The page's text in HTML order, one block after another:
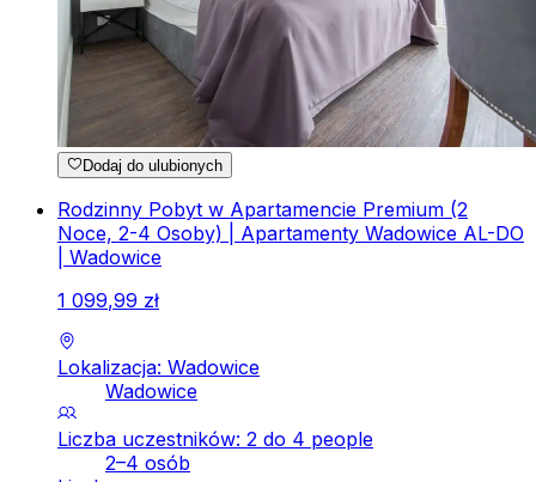
Dodaj do ulubionych
Rodzinny Pobyt w Apartamencie Premium (2
Noce, 2-4 Osoby) | Apartamenty Wadowice AL-DO
| Wadowice
1 099,99 zł
Lokalizacja: Wadowice
Wadowice
Liczba uczestników: 2 do 4 people
2–4 osób